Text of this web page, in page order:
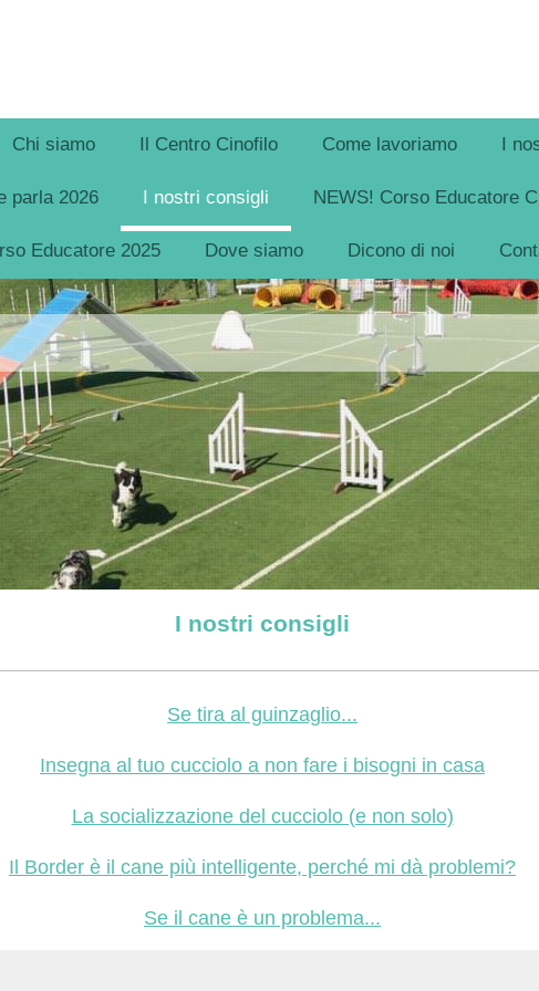
Chi siamo Il Centro Cinofilo Come lavoriamo I
parla 2026 I nostri consigli NEWS! Corso Educatore
Educatore 2025 Dove siamo Dicono di noi
I nostri consigli
Se tira al guinzaglio...
Insegna al tuo cucciolo a non fare i bisogni in casa
La socializzazione del cucciolo (e non solo)
Il Border è il cane più intelligente, perché mi dà problemi?
Se il cane è un problema...